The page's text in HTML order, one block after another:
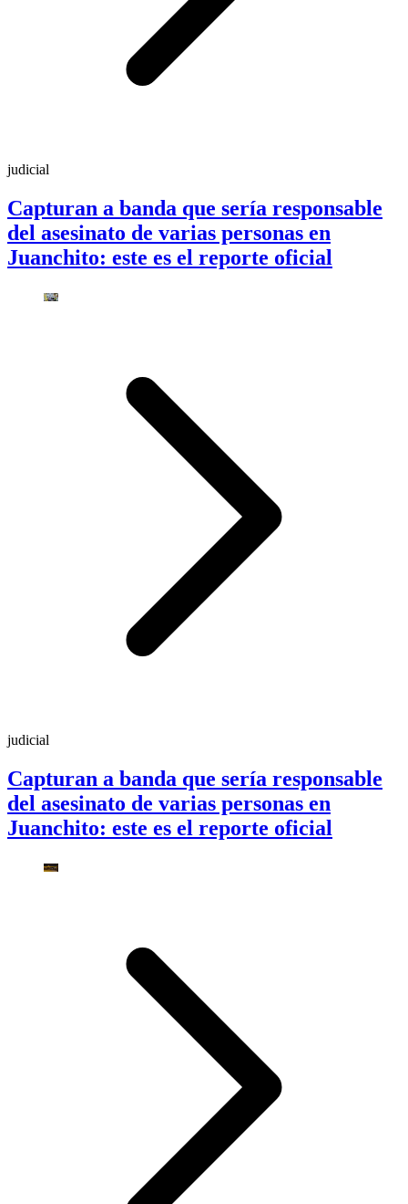
judicial
Capturan a banda que sería responsable
del asesinato de varias personas en
Juanchito: este es el reporte oficial
judicial
Capturan a banda que sería responsable
del asesinato de varias personas en
Juanchito: este es el reporte oficial